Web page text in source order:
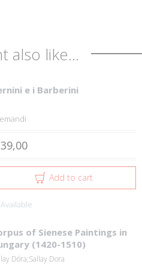
also like...
e i Barberini
Add to cart
Available
of Sienese Paintings in
(1420-1510)
Dóra;Sallay Dora